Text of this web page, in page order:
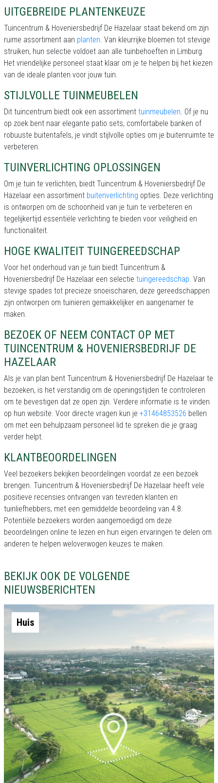
UITGEBREIDE PLANTENKEUZE
Tuincentrum & Hoveniersbedrijf De Hazelaar staat bekend om zijn
ruime assortiment aan planten. Van kleurrijke bloemen tot stevige
struiken, hun selectie voldoet aan alle tuinbehoeften in Limburg.
Het vriendelijke personeel staat klaar om je te helpen bij het kiezen
van de ideale planten voor jouw tuin.
STIJLVOLLE TUINMEUBELEN
Dit tuincentrum biedt ook een assortiment tuinmeubelen. Of je nu
op zoek bent naar elegante patio sets, comfortabele banken of
robuuste buitentafels, je vindt stijlvolle opties om je buitenruimte te
verbeteren.
TUINVERLICHTING OPLOSSINGEN
Om je tuin te verlichten, biedt Tuincentrum & Hoveniersbedrijf De
Hazelaar een assortiment buitenverlichting opties. Deze verlichting
is ontworpen om de schoonheid van je tuin te verbeteren en
tegelijkertijd essentiële verlichting te bieden voor veiligheid en
functionaliteit.
HOGE KWALITEIT TUINGEREEDSCHAP
Voor het onderhoud van je tuin biedt Tuincentrum &
Hoveniersbedrijf De Hazelaar een selectie tuingereedschap. Van
stevige spades tot precieze snoeischaren, deze gereedschappen
zijn ontworpen om tuinieren gemakkelijker en aangenamer te
maken.
BEZOEK OF NEEM CONTACT OP MET
TUINCENTRUM & HOVENIERSBEDRIJF DE
HAZELAAR
Als je van plan bent Tuincentrum & Hoveniersbedrijf De Hazelaar te
bezoeken, is het verstandig om de openingstijden te controleren
om te bevestigen dat ze open zijn. Verdere informatie is te vinden
op hun website. Voor directe vragen kun je +31464853526 bellen
om met een behulpzaam personeel lid te spreken die je graag
verder helpt.
KLANTBEOORDELINGEN
Veel bezoekers bekijken beoordelingen voordat ze een bezoek
brengen. Tuincentrum & Hoveniersbedrijf De Hazelaar heeft vele
positieve recensies ontvangen van tevreden klanten en
tuinliefhebbers, met een gemiddelde beoordeling van 4.8.
Potentiële bezoekers worden aangemoedigd om deze
beoordelingen online te lezen en hun eigen ervaringen te delen om
anderen te helpen weloverwogen keuzes te maken.
BEKIJK OOK DE VOLGENDE
NIEUWSBERICHTEN
Huis